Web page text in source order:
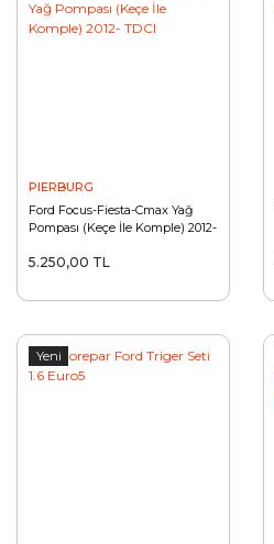
PIERBURG
Ford Focus-Fiesta-Cmax Yağ
Pompası (Keçe İle Komple) 2012-
5.250,00 TL
Yeni